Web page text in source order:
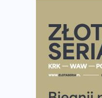
Rozbiegany Olsztyn
półmaratonem
Już w tę sobotę 35. Bieg
Wystartuje rekordowa
35. Bieg Powstania